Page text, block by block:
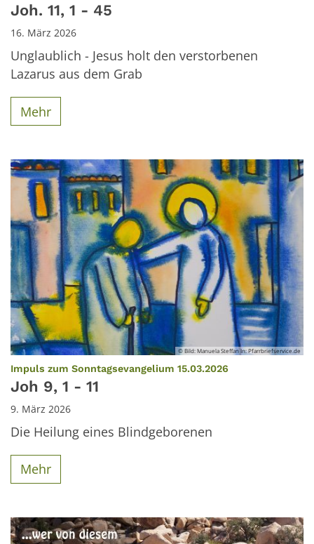
Joh. 11, 1 - 45
16. März 2026
Unglaublich - Jesus holt den verstorbenen
Lazarus aus dem Grab
Mehr
© Bild: Manuela Steffan In: Pfarrbriefservice.de
Impuls zum Sonntagsevangelium 15.03.2026
Joh 9, 1 - 11
9. März 2026
Die Heilung eines Blindgeborenen
Mehr